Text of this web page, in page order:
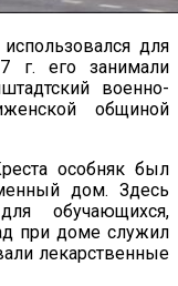
для
г. его занимали
военно-
общиной
особняк был
дом. Здесь
обучающихся,
при доме служил
лекарственные